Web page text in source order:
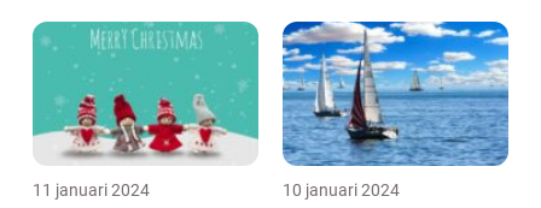
11 januari 2024 10 januari 2024